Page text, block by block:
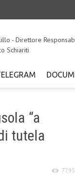
- Direttore
Schiariti
“a
tutela
7795